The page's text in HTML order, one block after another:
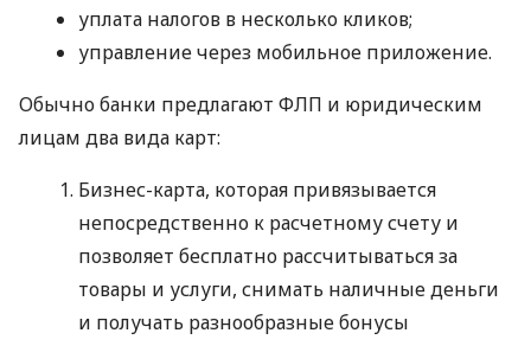
уплата налогов в несколько кликов;
управление через мобильное приложение.
Обычно банки предлагают ФЛП и юридическим
лицам два вида карт:
Бизнес-карта, которая привязывается
непосредственно к расчетному счету и
позволяет бесплатно рассчитываться за
товары и услуги, снимать наличные деньги
и получать разнообразные бонусы